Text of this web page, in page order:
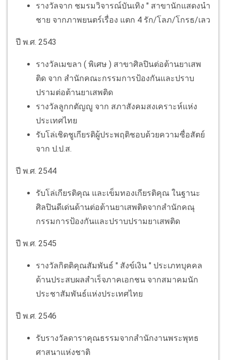
รางวัลจาก ชมรมวิจารณ์บันเทิง " สาขานักแสดงนำ
ชาย จากภาพยนตร์เรื่อง แตก 4 รัก/โลภ/โกรธ/เลว
ปี พ.ศ. 2543
รางวัลเมขลา ( พิเศษ ) สาขาศิลปินต่อต้านยาเสพ
ติด จาก สำนักคณะกรรมการป้องกันและปราบ
ปรามต่อต้านยาเสพติด
รางวัลลูกกตัญญู จาก สภาสังคมสงเคราะห์แห่ง
ประเทศไทย
รับโล่เชิดชูเกียรติผู้ประพฤติชอบด้วยความซื่อสัตย์
จาก ป.ป.ส.
ปี พ.ศ. 2544
รับโล่เกียรติคุณ และเข็มทองเกียรติคุณ ในฐานะ
ศิลปินดีเด่นด้านต่อต้านยาเสพติดจากสำนักคณุ
กรรมการป้องกันและปราบปรามยาเสพติด
ปี พ.ศ. 2545
รางวัลกิตติคุณสัมพันธ์ " สังข์เงิน " ประเภทบุคคล
ด้านประสบผลสำเร็จภาคเอกชน จากสมาคมนัก
ประชาสัมพันธ์แห่งประเทศไทย
ปี พ.ศ. 2546
รับรางวัลดาราคุณธรรมจากสำนักงานพระพุทธ
ศาสนาแห่งชาติ